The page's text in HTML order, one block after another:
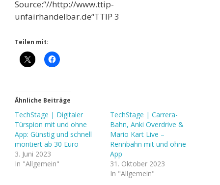
Source:“//http://www.ttip-
unfairhandelbar.de“TTIP 3
Teilen mit:
Ähnliche Beiträge
TechStage | Digitaler
Türspion mit und ohne
App: Günstig und schnell
montiert ab 30 Euro
3. Juni 2023
In "Allgemein"
TechStage | Carrera-
Bahn, Anki Overdrive &
Mario Kart Live –
Rennbahn mit und ohne
App
31. Oktober 2023
In "Allgemein"